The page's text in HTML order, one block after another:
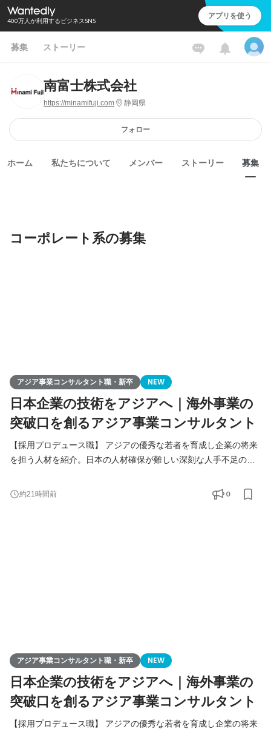
400万人が利用するビジネスSNS アプリを使う
募集 ストーリー
南富士株式会社
https://minamifuji.com 静岡県
フォロー
ホーム 私たちについて メンバー ストーリー 募集
コーポレート系の募集
アジア事業コンサルタント職・新卒 NEW
日本企業の技術をアジアへ｜海外事業の
突破口を創るアジア事業コンサルタント
【採用プロデュース職】 アジアの優秀な若者を育成し企業の将来
を担う人材を紹介。日本の人材確保が難しい深刻な人手不足の課
りを核に、日本企業の中国アジアビジネスを支援。当社が手掛け
る様々なアジア事業の課題解決（進出、販路拡大、経営請負、事
約21時間前 0
アジア事業コンサルタント職・新卒 NEW
日本企業の技術をアジアへ｜海外事業の
突破口を創るアジア事業コンサルタント
【採用プロデュース職】 アジアの優秀な若者を育成し企業の将来